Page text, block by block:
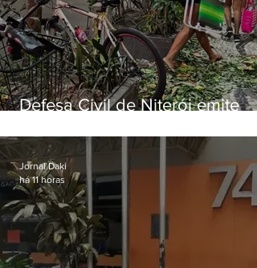
Defesa Civil de Niterói emite
sexta-feira (07)
Jornal Daki
há 11 horas